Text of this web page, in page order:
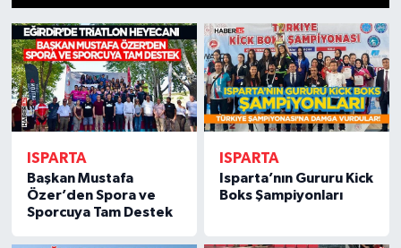
ISPARTA
Başkan Mustafa
Özer’den Spora ve
Sporcuya Tam Destek
ISPARTA
Isparta’nın Gururu Kick
Boks Şampiyonları
HABERDE İNSAN
İlginç
KÜLTÜR SANAT
Oyun